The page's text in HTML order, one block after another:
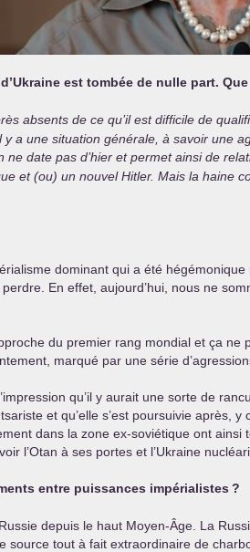
est tombée de nulle part.
absents de ce qu’il est difficile de
a une situation générale, à savoir une
date pas d’hier et permet ainsi de
et (ou) un nouvel Hitler. Mais la haine
dominant qui a été
En effet, aujourd’hui, nous ne
du premier rang mondial et ça
marqué par une série
qu’il y aurait une sorte de
et qu’elle s’est poursuivie
dans la zone ex-soviétique ont
l’Otan à ses portes et l’Ukraine
entre puissances impérialistes ?
depuis le haut Moyen-Âge. La
source tout à fait extraordinaire de